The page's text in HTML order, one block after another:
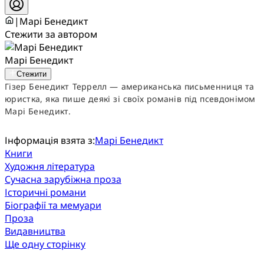
| Марі Бенедикт
Стежити за автором
Марі Бенедикт
Стежити
Гізер Бенедикт Террелл — американська письменниця та
юристка, яка пише деякі зі своїх романів під псевдонімом
Марі Бенедикт.
Інформація взята з:Марі Бенедикт
Книги
Художня література
Сучасна зарубіжна проза
Історичні романи
Біографії та мемуари
Проза
Видавництва
Ще одну сторінку